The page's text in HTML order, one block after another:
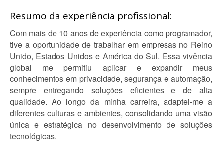
Resumo da experiência profissional:
Com mais de 10 anos de experiência como programador,
tive a oportunidade de trabalhar em empresas no Reino
Unido, Estados Unidos e América do Sul. Essa vivência
global me permitiu aplicar e expandir meus
conhecimentos em privacidade, segurança e automação,
sempre entregando soluções eficientes e de alta
qualidade. Ao longo da minha carreira, adaptei-me a
diferentes culturas e ambientes, consolidando uma visão
única e estratégica no desenvolvimento de soluções
tecnológicas.